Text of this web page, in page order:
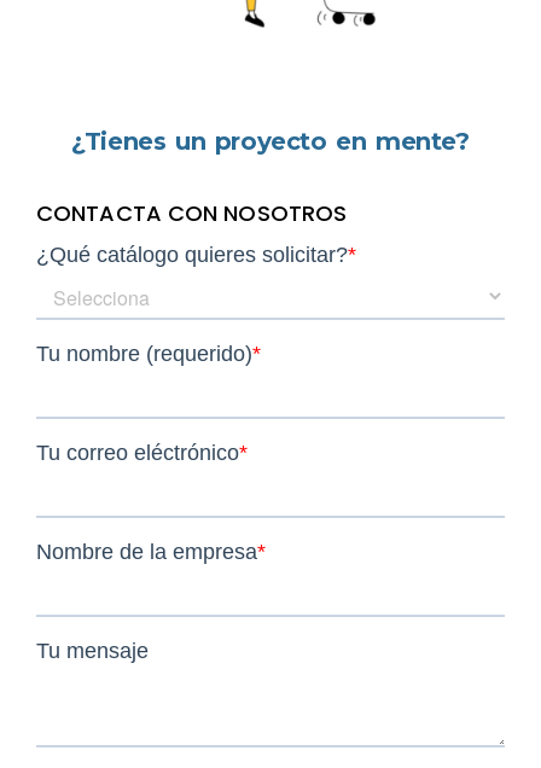
CONTACTA CON NOSOTROS
¿Tienes un proyecto en mente?